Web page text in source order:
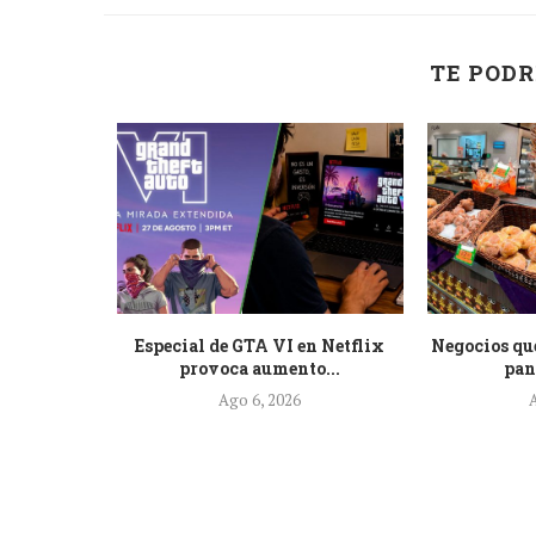
TE
Especial de GTA VI en Netflix
provoca aumento...
Ago 6, 2026
Negocios